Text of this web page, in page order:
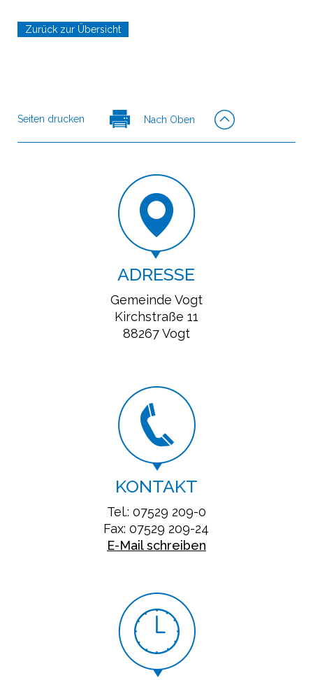
Zurück zur Übersicht
Seiten drucken Nach Oben
ADRESSE
Gemeinde Vogt
Kirchstraße 11
88267 Vogt
KONTAKT
Tel.: 07529 209-0
Fax: 07529 209-24
E-Mail schreiben